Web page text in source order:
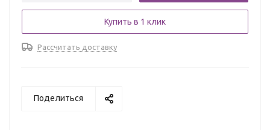
Купить в 1 клик
Рассчитать доставку
Поделиться